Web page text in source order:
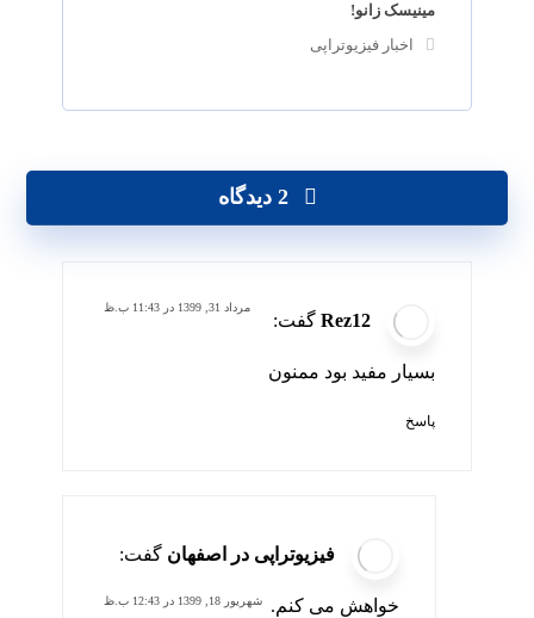
مینیسک زانو!
اخبار فیزیوتراپی
2 دیدگاه
Rez12 گفت:
مرداد 31, 1399 در 11:43 ب.ظ
بسیار مفید بود ممنون
پاسخ
فیزیوتراپی در اصفهان گفت:
شهریور 18, 1399 در 12:43 ب.ظ خواهش می کنم.